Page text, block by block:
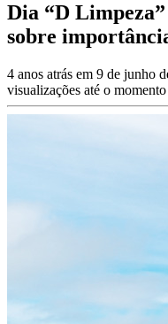
Dia “D
sobre
4 anos atrás em 9 de junho
visualizações até o momento